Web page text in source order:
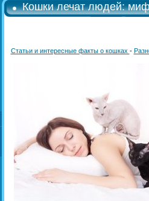
Кошки лечат людей:
Статьи и интересные факты о кошках -